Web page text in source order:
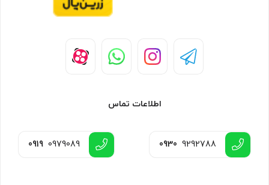
اطلاعات تماس
0930 9292788
0919 0979089